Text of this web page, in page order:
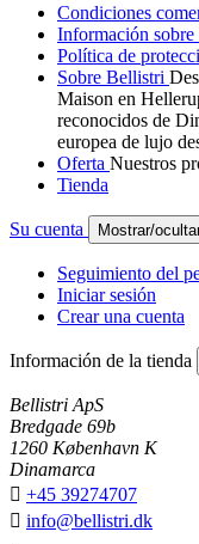
Condiciones
Información sobre
Política de
Sobre Bellistri
Maison en
reconocidos de
europea de lujo
Oferta Nuestros
Tienda
Su cuenta Mostrar/
Seguimiento del
Iniciar sesión
Crear una cuenta
Información de la tienda
Bellistri ApS
Bredgade 69b
1260 København K
Dinamarca
 +45 39274707
 info@bellistri.dk